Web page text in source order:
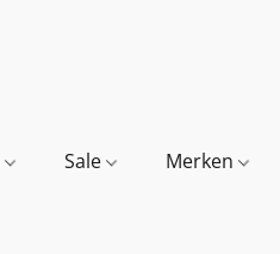
Sale Merken